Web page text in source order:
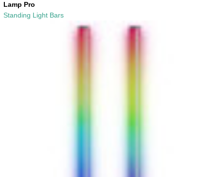
Lamp Pro
Standing Light Bars